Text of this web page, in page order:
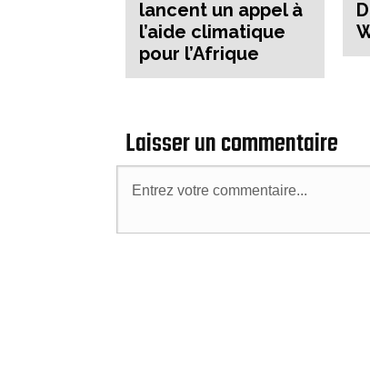
lancent un appel à
l’aide climatique
pour l’Afrique
Laisser un commentaire